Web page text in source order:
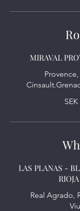
MIRAVAL
LAS PLANAS -
Real Agrado,